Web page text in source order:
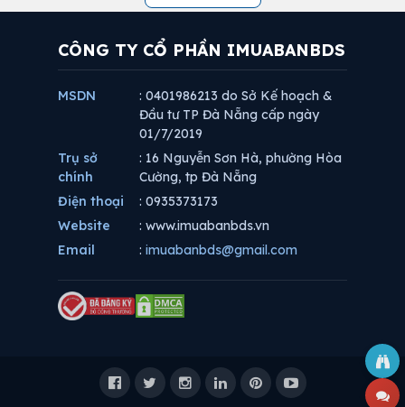
CÔNG TY CỔ PHẦN IMUABANBDS
MSDN
: 0401986213 do Sở Kế hoạch &
Đầu tư TP Đà Nẵng cấp ngày
01/7/2019
Trụ sở
chính
: 16 Nguyễn Sơn Hà, phường Hòa
Cường, tp Đà Nẵng
Điện thoại
: 0935373173
Website
: www.imuabanbds.vn
Email
: imuabanbds@gmail.com